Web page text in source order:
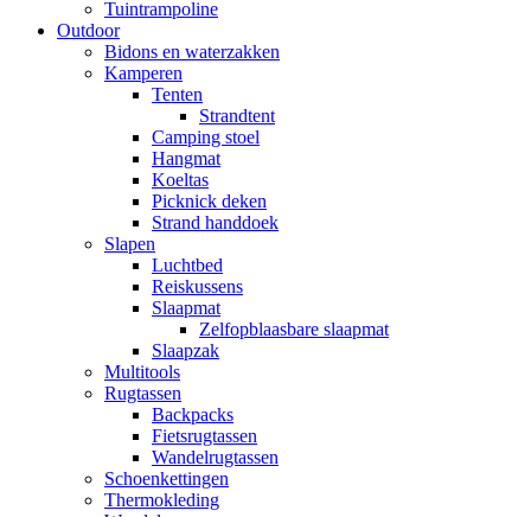
Tuintrampoline
Outdoor
Bidons en waterzakken
Kamperen
Tenten
Strandtent
Camping stoel
Hangmat
Koeltas
Picknick deken
Strand handdoek
Slapen
Luchtbed
Reiskussens
Slaapmat
Zelfopblaasbare slaapmat
Slaapzak
Multitools
Rugtassen
Backpacks
Fietsrugtassen
Wandelrugtassen
Schoenkettingen
Thermokleding